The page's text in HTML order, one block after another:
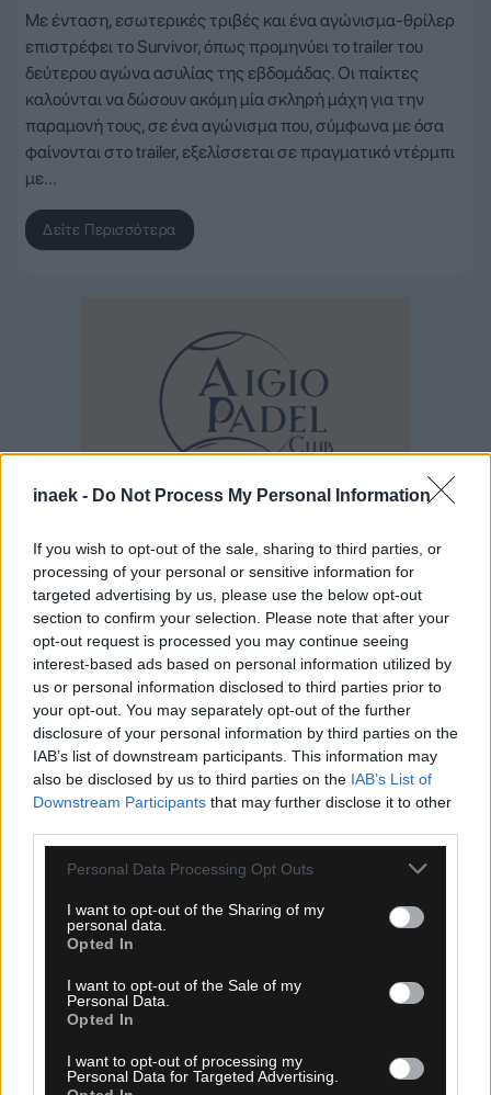
inaek - Do Not Process My Personal Information
If you wish to opt-out of the sale, sharing to third parties, or
processing of your personal or sensitive information for
targeted advertising by us, please use the below opt-out
section to confirm your selection. Please note that after your
opt-out request is processed you may continue seeing
interest-based ads based on personal information utilized by
us or personal information disclosed to third parties prior to
your opt-out. You may separately opt-out of the further
disclosure of your personal information by third parties on the
IAB’s list of downstream participants. This information may
also be disclosed by us to third parties on the IAB’s List of
Downstream Participants that may further disclose it to other
Please note that this website/app uses one or more Google
not limited to your visit or usage behaviour. You may click to
grant or deny consent to Google and its third-party tags to
use your data for below specified purposes in below Google
consent section.
Personal Data Processing Opt Outs
I want to opt-out of the Sharing of my
personal data.
Opted In
I want to opt-out of the Sale of my
Personal Data.
Opted In
I want to opt-out of processing my
Personal Data for Targeted Advertising.
Με ένταση, εσωτερικές τριβές και ένα αγώνισμα-θρίλερ
επιστρέφει το Survivor, όπως προμηνύει το trailer του
δεύτερου αγώνα ασυλίας της εβδομάδας. Οι παίκτες
καλούνται να δώσουν ακόμη μία σκληρή μάχη για την
παραμονή τους, σε ένα αγώνισμα που, σύμφωνα με όσα
φαίνονται στο trailer, εξελίσσεται σε πραγματικό ντέρμπι
με…
Δείτε Περισσότερα
Ροή Ειδήσεων
08.08.2026, 12:18
Καιρός: Έως 39 βαθμούς η θερμοκρασία –
Ενισχύονται οι άνεμοι